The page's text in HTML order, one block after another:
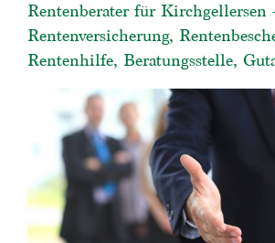
Rentenberater für Kirchgellersen
Rentenversicherung,
Rentenhilfe, Beratungsstelle,